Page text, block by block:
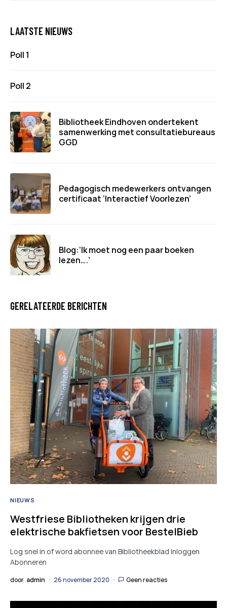
LAATSTE NIEUWS
Poll 1
Poll 2
Bibliotheek Eindhoven ondertekent
samenwerking met consultatiebureaus
GGD
Pedagogisch medewerkers ontvangen
certificaat ‘Interactief Voorlezen’
Blog:‘Ik moet nog een paar boeken
lezen….’
GERELATEERDE BERICHTEN
NIEUWS
Westfriese Bibliotheken krijgen drie
elektrische bakfietsen voor BestelBieb
Log snel in of word abonnee van Bibliotheekblad Inloggen
Abonneren
door admin 26 november 2020 Geen reacties